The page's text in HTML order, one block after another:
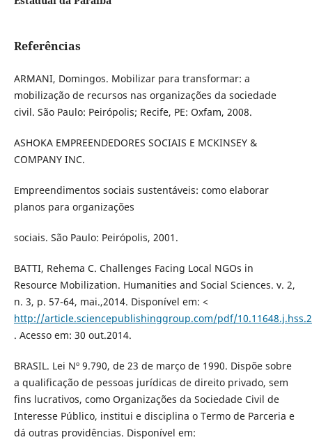
Referências
ARMANI, Domingos. Mobilizar para transformar: a
mobilização de recursos nas organizações da sociedade
civil. São Paulo: Peirópolis; Recife, PE: Oxfam, 2008.
ASHOKA EMPREENDEDORES SOCIAIS E MCKINSEY &
COMPANY INC.
Empreendimentos sociais sustentáveis: como elaborar
planos para organizações
sociais. São Paulo: Peirópolis, 2001.
BATTI, Rehema C. Challenges Facing Local NGOs in
Resource Mobilization. Humanities and Social Sciences. v. 2,
n. 3, p. 57-64, mai.,2014. Disponível em: <
http://article.sciencepublishinggroup.com/pdf/
. Acesso em: 30 out.2014.
BRASIL. Lei Nº 9.790, de 23 de março de 1990. Dispõe sobre
a qualificação de pessoas jurídicas de direito privado, sem
fins lucrativos, como Organizações da Sociedade Civil de
Interesse Público, institui e disciplina o Termo de Parceria e
dá outras providências. Disponível em: